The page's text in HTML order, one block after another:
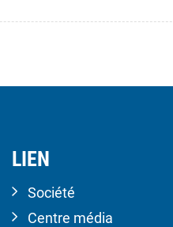
LIEN
Société
Centre média